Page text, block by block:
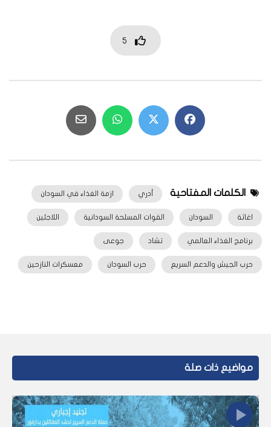
5
الكلمات المفتاحية أدري ازمة الغذاء في السودان
اغاثة السودان القوات المسلحة السودانية اللاجئين
برنامج الغذاء العالمي تشاد جوعى
حرب الجيش والدعم السريع حرب السودان معسكرات النازحين
مواضيع ذات صلة